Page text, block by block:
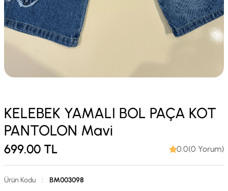
KELEBEK YAMALI BOL PAÇA KOT
PANTOLON Mavi
699.00 TL 0.0(0 Yorum)
Ürün Kodu : BM003098